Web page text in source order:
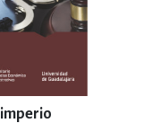
Y
imperio